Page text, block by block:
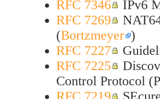
RFC 7346
IPv6
RFC 7269
(Bortzmeyer )
RFC 7227
RFC 7225
Control Protocol